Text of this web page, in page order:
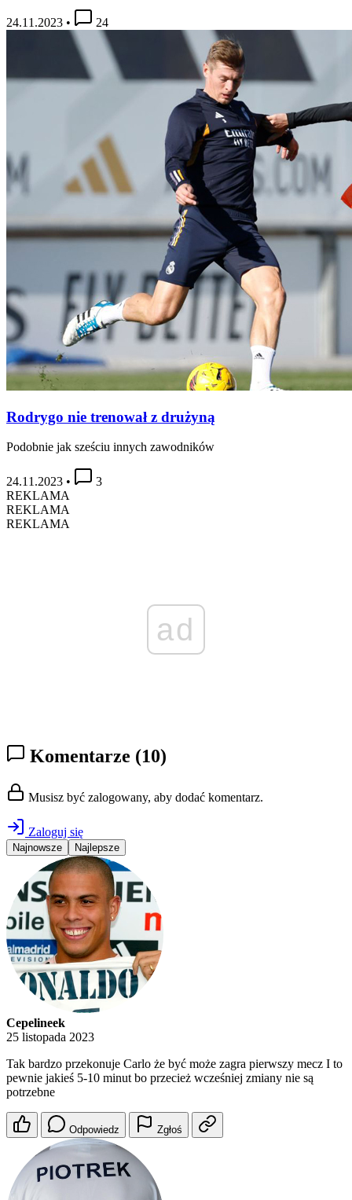
24.11.2023 • 24
Rodrygo nie trenował z drużyną
Podobnie jak sześciu innych zawodników
24.11.2023 •
3
REKLAMA
REKLAMA
REKLAMA
ad
Komentarze (10)
Musisz być zalogowany, aby dodać komentarz.
Zaloguj się
Najnowsze Najlepsze
Cepelineek
25 listopada 2023
Tak bardzo przekonuje Carlo że być może zagra pierwszy mecz I to
pewnie jakieś 5-10 minut bo przecież wcześniej zmiany nie są
potrzebne
Odpowiedz Zgłoś